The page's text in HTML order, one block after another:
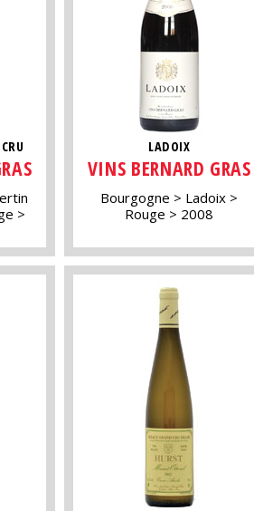
LADOIX
VINS BERNARD GRAS
Bourgogne
Ladoix
Rouge
2008